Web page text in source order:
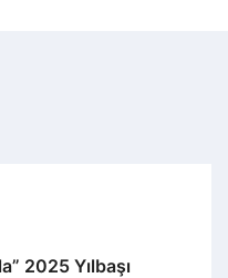
2025 Yılbaşı